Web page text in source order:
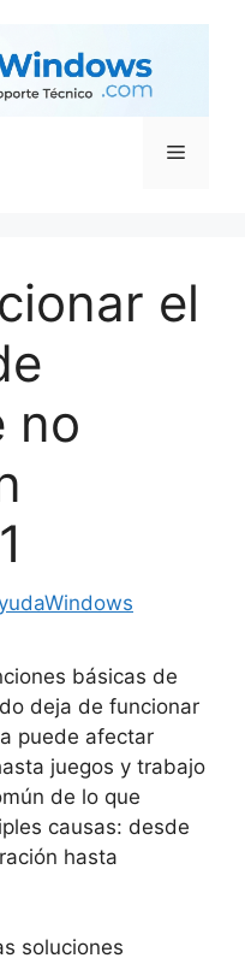
el
no
básicas de
deja de funcionar
puede afectar
juegos y trabajo
de lo que
causas: desde
hasta
soluciones